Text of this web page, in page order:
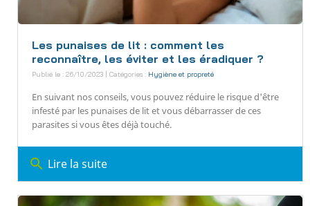
Les punaises de lit : comment les
reconnaître, les éviter et les éradiquer ?
Publié le : 26/10/2023 | Catégories : Hygiène et propreté
En suivant nos conseils, vous pouvez réduire le risque d'être
infesté par les punaises de lit et vous débarrasser de ces
parasites si vous êtes déjà touché.
search Lire la suite